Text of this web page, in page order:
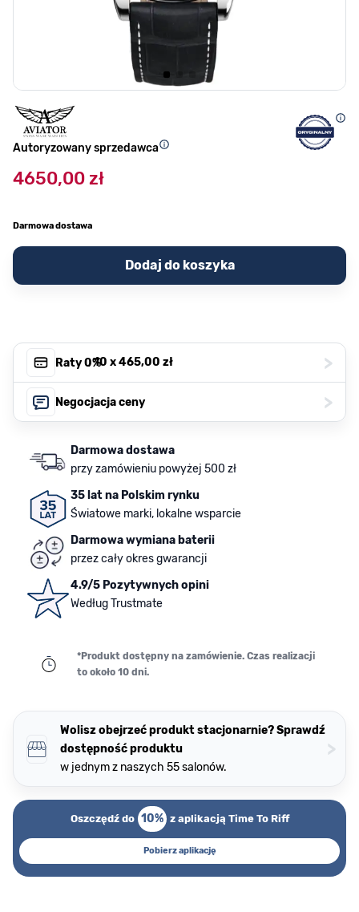
Autoryzowany sprzedawca
4650,00 zł
Darmowa dostawa
Dodaj do koszyka
Raty 0%, 10 x465,00 zł >
Negocjacja ceny >
Darmowa dostawa
przy zamówieniu powyżej 500 zł
35 lat na Polskim rynku
Światowe marki, lokalne wsparcie
Darmowa wymiana baterii
przez cały okres gwarancji
4.9/5 Pozytywnych opini
Według Trustmate
*Produkt dostępny na zamówienie. Czas realizacji
to około 10 dni.
Wolisz obejrzeć produkt stacjonarnie? Sprawdź
dostępność produktu
w jednym z naszych 55 salonów.
>
Oszczędź do 10% z aplikacją Time To Riff
Pobierz aplikację